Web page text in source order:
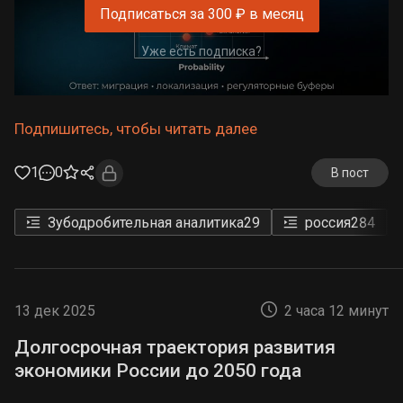
Восстановление каналов и насосных
станций — ключевой фактор роста
агропроизводства.
Инфраструктура водоснабжения в
Каховского водохранилища лишило
регион основного источника пресной
воды. Дефицит воды для орошения
оценивается ~1,8 млрд м³/год(из 2,2
млрд м³ необходимых). Северо-Крымский
водоснабжение населённых пунктов
—65–75% потреблениятеперь
покрывается за счёт подземных вод
Подписаться за 300 ₽ в месяц
Уже есть подписка?
Подпишитесь, чтобы читать далее
1 0 В пост
Зубодробительная аналитика29 россия284
13 дек 2025 2 часа 12 минут
Долгосрочная траектория развития
экономики России до 2050 года